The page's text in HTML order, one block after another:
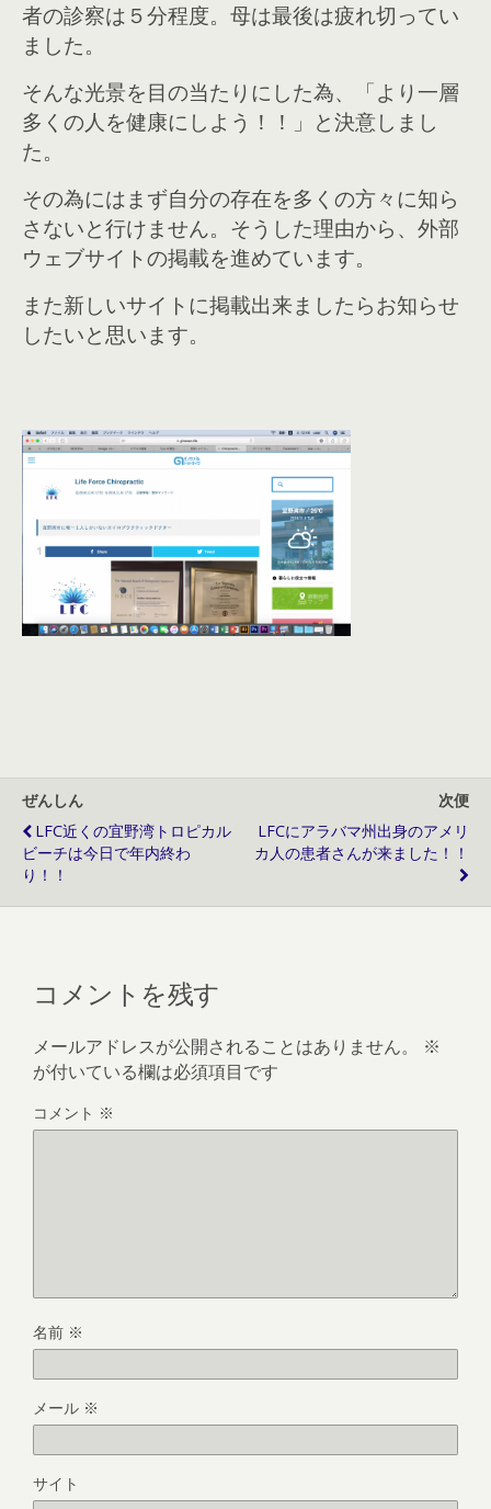
者の診察は５分程度。母は最後は疲れ切ってい
ました。
そんな光景を目の当たりにした為、「より一層
多くの人を健康にしよう！！」と決意しまし
た。
その為にはまず自分の存在を多くの方々に知ら
さないと行けません。そうした理由から、外部
ウェブサイトの掲載を進めています。
また新しいサイトに掲載出来ましたらお知らせ
したいと思います。
ぜんしん
LFC近くの宜野湾トロピカル
ビーチは今日で年内終わ
り！！
次便
LFCにアラバマ州出身のアメリ
カ人の患者さんが来ました！！
コメントを残す
メールアドレスが公開されることはありません。
※
が付いている欄は必須項目です
コメント ※
名前 ※
メール ※
サイト